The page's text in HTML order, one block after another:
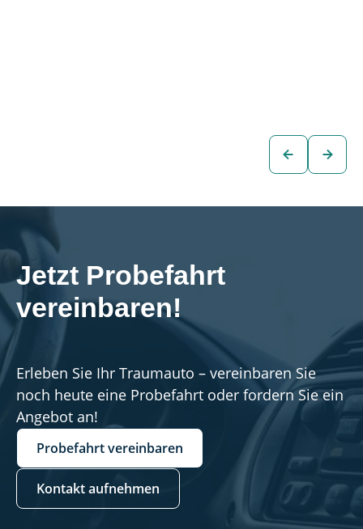
zum
Fahrzeug
Jetzt Probefahrt
vereinbaren!
Erleben Sie Ihr Traumauto – vereinbaren Sie
noch heute eine Probefahrt oder fordern Sie ein
Angebot an!
Probefahrt vereinbaren
Kontakt aufnehmen